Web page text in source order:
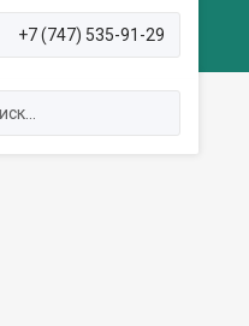
+7 (747) 535-91-29